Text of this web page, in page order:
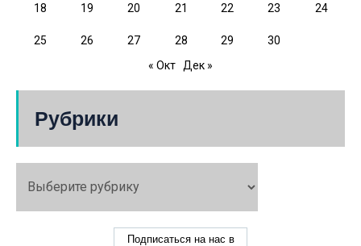
18 19 20 21 22 23 24
25 26 27 28 29
30
« Окт
Дек »
Рубрики
Подписаться на нас в